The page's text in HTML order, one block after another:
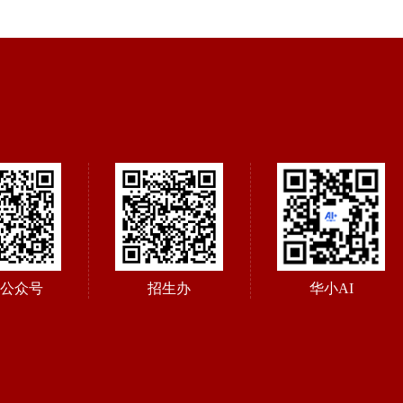
众号 招生办 华小AI